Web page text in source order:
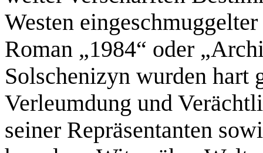
Westen
Roman „1984“ oder
Solschenizyn wurden hart
Verleumdung und
seiner Repräsentanten